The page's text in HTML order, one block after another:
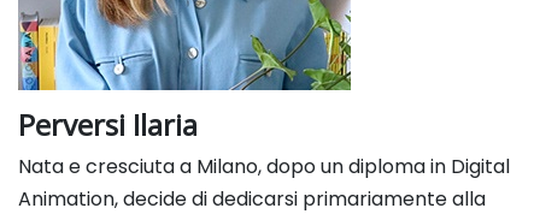
Perversi Ilaria
Nata e cresciuta a Milano, dopo un diploma in Digital
Animation, decide di dedicarsi primariamentealla